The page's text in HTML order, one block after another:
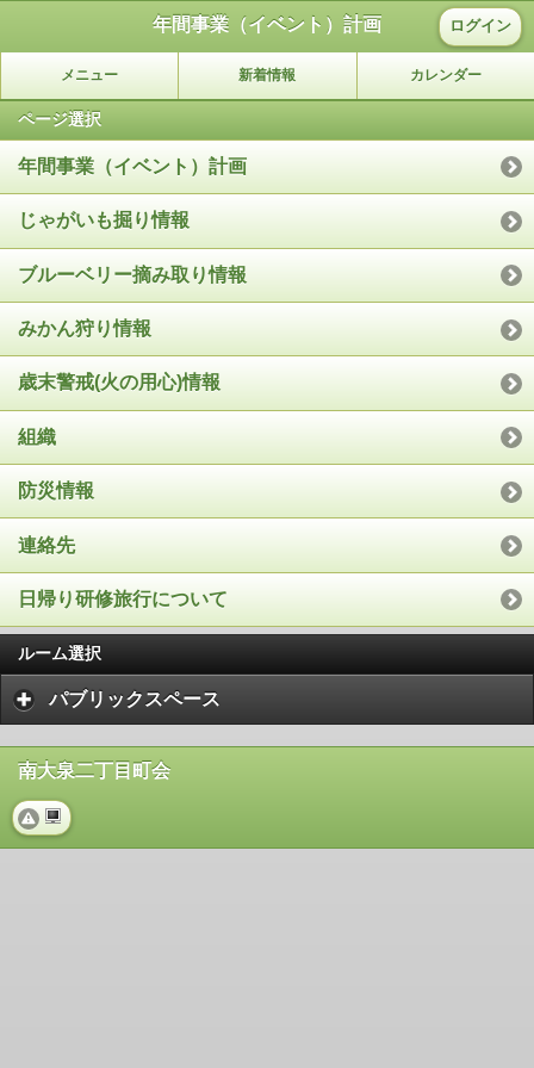
年間事業（イベント）計画 ログイン
メニュー 新着情報 カレンダー
ページ選択
年間事業（イベント）計画
じゃがいも掘り情報
ブルーベリー摘み取り情報
みかん狩り情報
歳末警戒(火の用心)情報
組織
防災情報
連絡先
日帰り研修旅行について
ルーム選択
パブリックスペース
南大泉二丁目町会